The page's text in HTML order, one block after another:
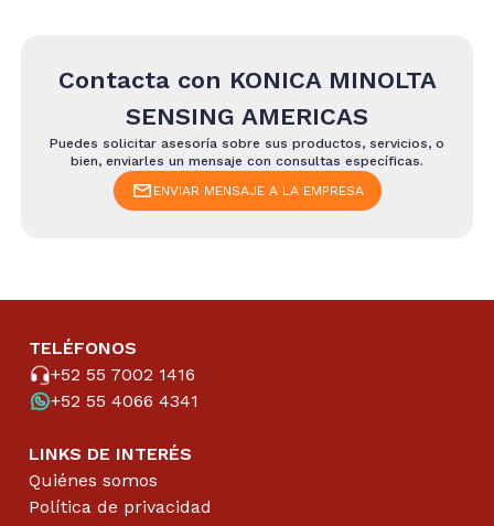
Contacta con KONICA MINOLTA
SENSING AMERICAS
Puedes solicitar asesoría sobre sus productos, servicios, o
bien, enviarles un mensaje con consultas específicas.
ENVIAR MENSAJE A LA EMPRESA
TELÉFONOS
+52 55 7002 1416
+52 55 4066 4341
LINKS DE INTERÉS
Quiénes somos
Política de privacidad